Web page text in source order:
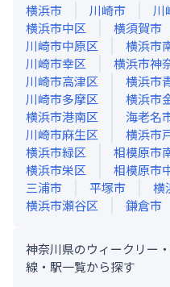
横浜市
川崎市 川
横浜市中区
横須賀市
川崎市中原区
横浜市
川崎市幸区
横浜市神
川崎市高津区
横浜市
川崎市多摩区
横浜市
横浜市港南区
海老名
川崎市麻生区
横浜市
横浜市緑区
相模原市
横浜市栄区
相模原市
三浦市
平塚市 横
横浜市瀬谷区
鎌倉市
神奈川県のウィークリー
線・駅一覧から探す